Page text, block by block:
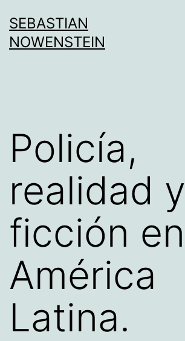
au
contenu
SEBASTIAN
NOWENSTEIN
Policía,
realidad y
ficción en
América
Latina.